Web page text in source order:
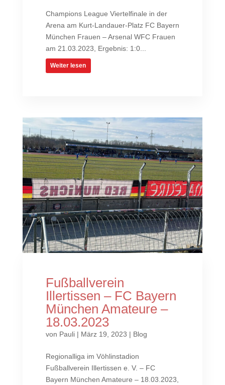
Champions League Viertelfinale in der
Arena am Kurt-Landauer-Platz FC Bayern
München Frauen – Arsenal WFC Frauen
am 21.03.2023, Ergebnis: 1:0...
Weiter lesen
Fußballverein
Illertissen – FC Bayern
München Amateure –
18.03.2023
von Pauli| März 19, 2023 | Blog
Regionalliga im Vöhlinstadion
Fußballverein Illertissen e. V. – FC
Bayern München Amateure – 18.03.2023,